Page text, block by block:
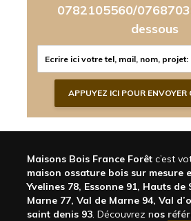
0782105560/
dessous
Maisons Bois France Forêt c’est
maison ossature bois sur mesure
Yvelines 78, Essonne 91, Hauts de
Marne 77, Val de Marne 94, Val
saint denis 93. Découvrez nos